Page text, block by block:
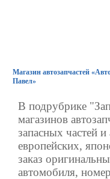
Магазин автозапчастей
Павел»
В подрубрике
магазинов
запасных частей
европейских,
заказ
автомобиля,